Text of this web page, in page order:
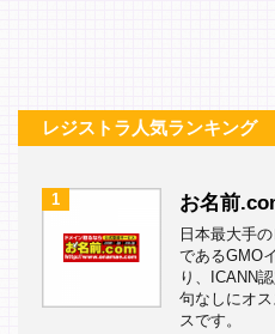
レジストラ人気ランキング
1 お名前
日本最大手
であるGMO
り、ICANN
句なしにオ
スです。